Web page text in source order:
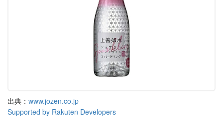
出典： www.jozen.co.jp
Supported by Rakuten Developers